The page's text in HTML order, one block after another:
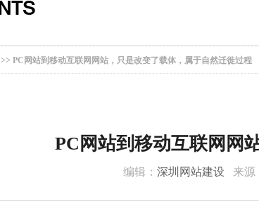
>> PC网站到移动互联网网站，只是改变了载体，属于自然迁徙过程
PC网站到移动互联网网
编辑： 深圳网站建设 来源